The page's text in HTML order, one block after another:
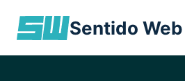
Sentido Web